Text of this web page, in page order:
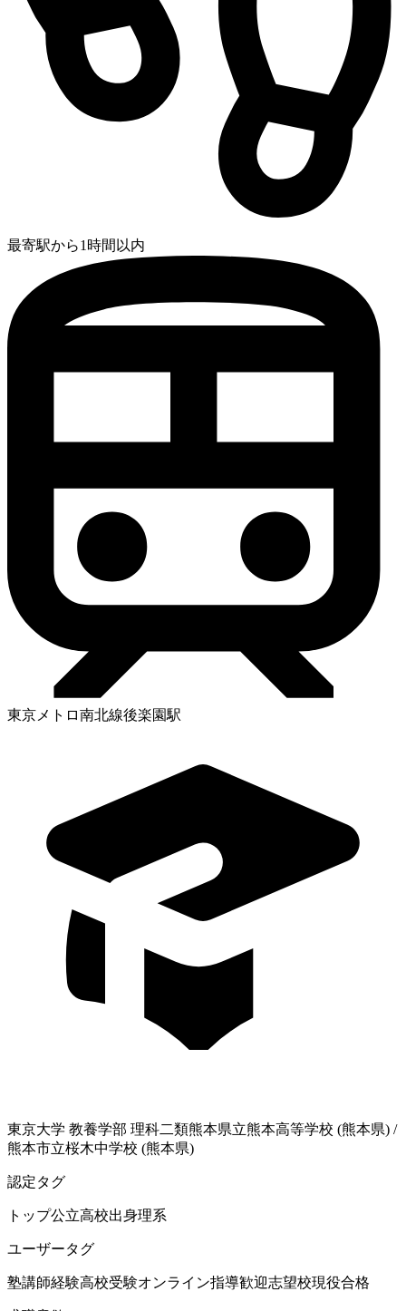
最寄駅から1時間以内
東京メトロ南北線後楽園駅
東京大学 教養学部 理科二類熊本県立熊本高等学校 (熊本県) /
熊本市立桜木中学校 (熊本県)
認定タグ
トップ公立高校出身理系
ユーザータグ
塾講師経験高校受験オンライン指導歓迎志望校現役合格